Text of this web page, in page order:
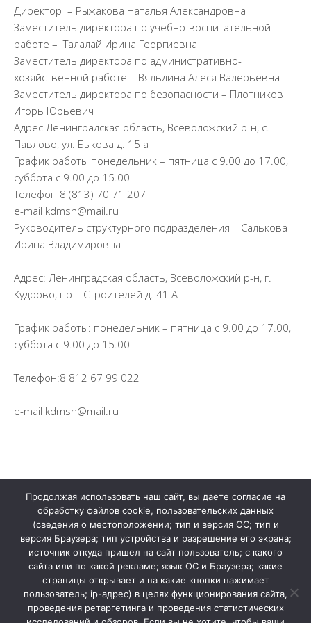
Документы
Образование
Образовательные стандарты
Руководство
Финансово-хозяйственная деятельность
Материально-техническое обеспечение и
оснащенность образовательного процесса.
Доступная среда
Стипендии и меры поддержки обучающихся
Платные образовательные услуги
Вакантные места для приема (перевода)
обучающихся
Международное сотрудничество
Педагогический состав
Информационная безопасность
История школы
Дистанционное обучение
Организация питания в образовательной
Обратная связь
Директор – Рыжакова Наталья Александровна
Заместитель директора по учебно-воспитательной
работе – Талалай Ирина Георгиевна
Заместитель директора по административно-
хозяйственной работе – Вяльдина Алеся Валерьевна
Заместитель директора по безопасности – Плотников
Игорь Юрьевич
Адрес Ленинградская область, Всеволожский р-н, с.
Павлово, ул. Быкова д. 15 а
График работы понедельник – пятница с 9.00 до 17.00,
суббота с 9.00 до 15.00
Телефон 8 (813) 70 71 207
e-mail kdmsh@mail.ru
Руководитель структурного подразделения – Салькова
Ирина Владимировна
Адрес: Ленинградская область, Всеволожский р-н, г.
Кудрово, пр-т Строителей д. 41 А
График работы: понедельник – пятница с 9.00 до 17.00,
суббота с 9.00 до 15.00
Телефон:8 812 67 99 022
e-mail kdmsh@mail.ru
Колтушская детская школа искусств © 2026. Все права
Продолжая использовать наш сайт, вы даете согласие на
обработку файлов cookie, пользовательских данных
(сведения о местоположении; тип и версия ОС; тип и
версия Браузера; тип устройства и разрешение его экрана;
источник откуда пришел на сайт пользователь; с какого
сайта или по какой рекламе; язык ОС и Браузера; какие
страницы открывает и на какие кнопки нажимает
пользователь; ip-адрес) в целях функционирования сайта,
проведения ретаргетинга и проведения статистических